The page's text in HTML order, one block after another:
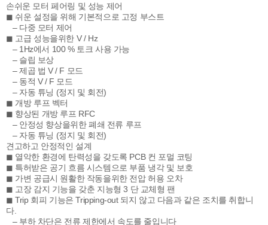
손쉬운 모터 페어링 및 성능 제어
◼ 쉬운 설정을 위해 기본적으로 고정 부스트
– 다중 모터 제어
◼ 고급 성능을위한 V / Hz
– 1Hz에서 100 % 토크 사용 가능
– 슬립 보상
– 제곱 법 V / F 모드
– 동적 V / F 모드
– 자동 튜닝 (정지 및 회전)
◼ 개방 루프 벡터
◼ 향상된 개방 루프 RFC
– 안정성 향상을위한 폐쇄 전류 루프
– 자동 튜닝 (정지 및 회전)
견고하고 안정적인 설계
◼ 열악한 환경에 탄력성을 갖도록 PCB 컨 포멀 코팅
◼ 특허받은 공기 흐름 시스템으로 부품 냉각 및 보호
◼ 가변 공급시 원활한 작동을위한 전압 허용 오차
◼ 고장 감지 기능을 갖춘 지능형 3 단 교체형 팬
◼ Trip 회피 기능은 Tripping-out 되지 않고 다음과 같은 조치를 취합니
다.
– 부하 차단은 전류 제한에서 속도를 줄입니다